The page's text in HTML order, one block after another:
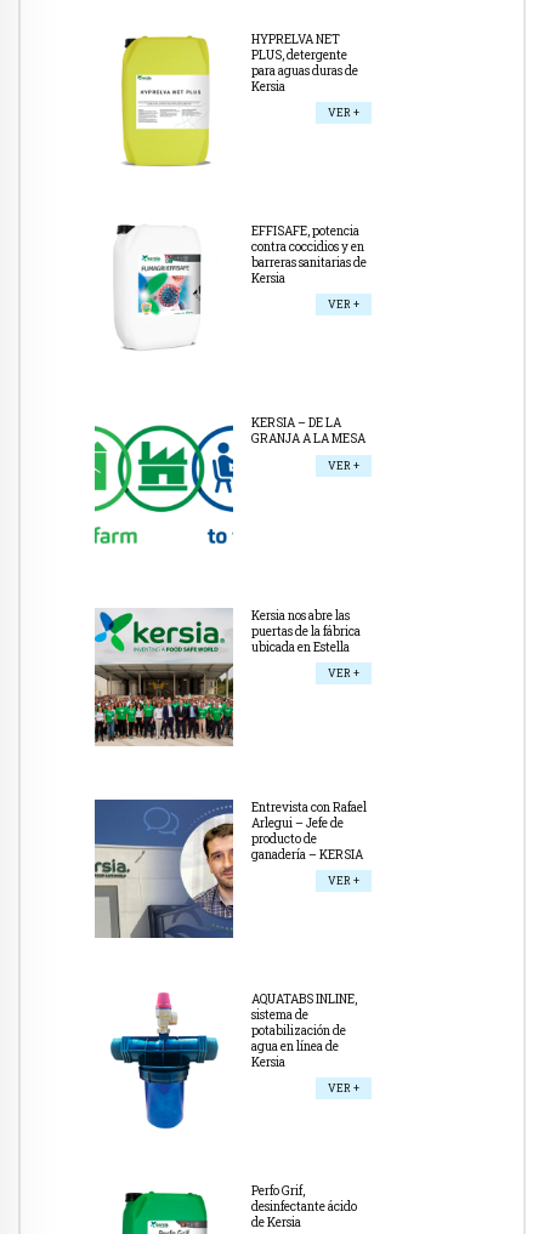
HYPRELVA NET
PLUS, detergente
para aguas duras de
Kersia
VER +
EFFISAFE, potencia
contra coccidios y en
barreras sanitarias de
Kersia
VER +
KERSIA – DE LA
GRANJA A LA MESA
VER +
Kersia nos abre las
puertas de la fábrica
ubicada en Estella
VER +
Entrevista con Rafael
Arlegui – Jefe de
producto de
ganadería – KERSIA
VER +
AQUATABS INLINE,
sistema de
potabilización de
agua en línea de
Kersia
VER +
Perfo Grif,
desinfectante ácido
de Kersia